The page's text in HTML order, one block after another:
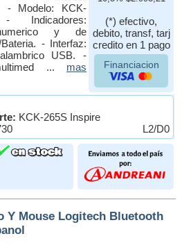
- Modelo: KCK-
Indicadores:
y de
- Interfaz:
USB. -
... mas
(*) efectivo,
debito, transf, tarj
credito en 1 pago
Financiacion
KCK-265S Inspire
L2/D0
Y Mouse Logitech Bluetooth